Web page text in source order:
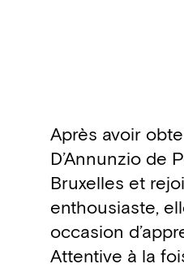
Biography
Après avoir
D’Annunzio de
Bruxelles et
enthousiaste,
occasion
Attentive à la